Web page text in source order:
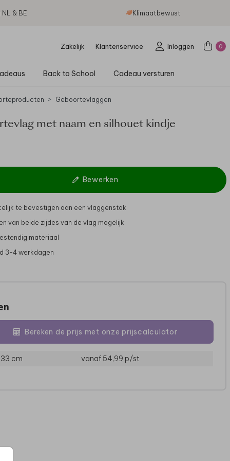
& BE Klimaatbewust
Zakelijk Klantenservice Inloggen 0
Back to School Cadeau versturen
Geboortevlaggen
met naam en silhouet kindje
Bewerken
te bevestigen aan een vlaggenstok
van beide zijdes van de vlag mogelijk
materiaal
3-4 werkdagen
Bereken de prijs met onze prijscalculator
cm vanaf 54,99 p/st